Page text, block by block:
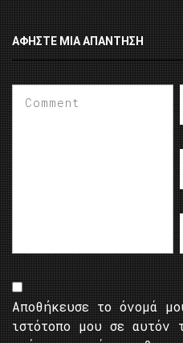
ΑΦΉΣΤΕ ΜΙΑ ΑΠΆΝΤΗΣΗ
Αποθήκευσε το όνομά
ιστότοπο μου σε αυτόν